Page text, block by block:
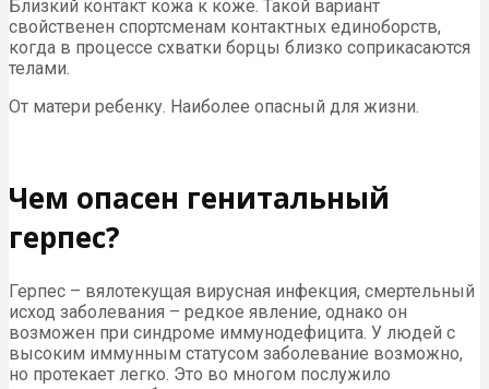
Близкий контакт кожа к коже. Такой вариант
свойственен спортсменам контактных единоборств,
когда в процессе схватки борцы близко соприкасаются
телами.
От матери ребенку. Наиболее опасный для жизни.
Чем опасен генитальный
герпес?
Герпес – вялотекущая вирусная инфекция, смертельный
исход заболевания – редкое явление, однако он
возможен при синдроме иммунодефицита. У людей с
высоким иммунным статусом заболевание возможно,
но протекает легко. Это во многом послужило